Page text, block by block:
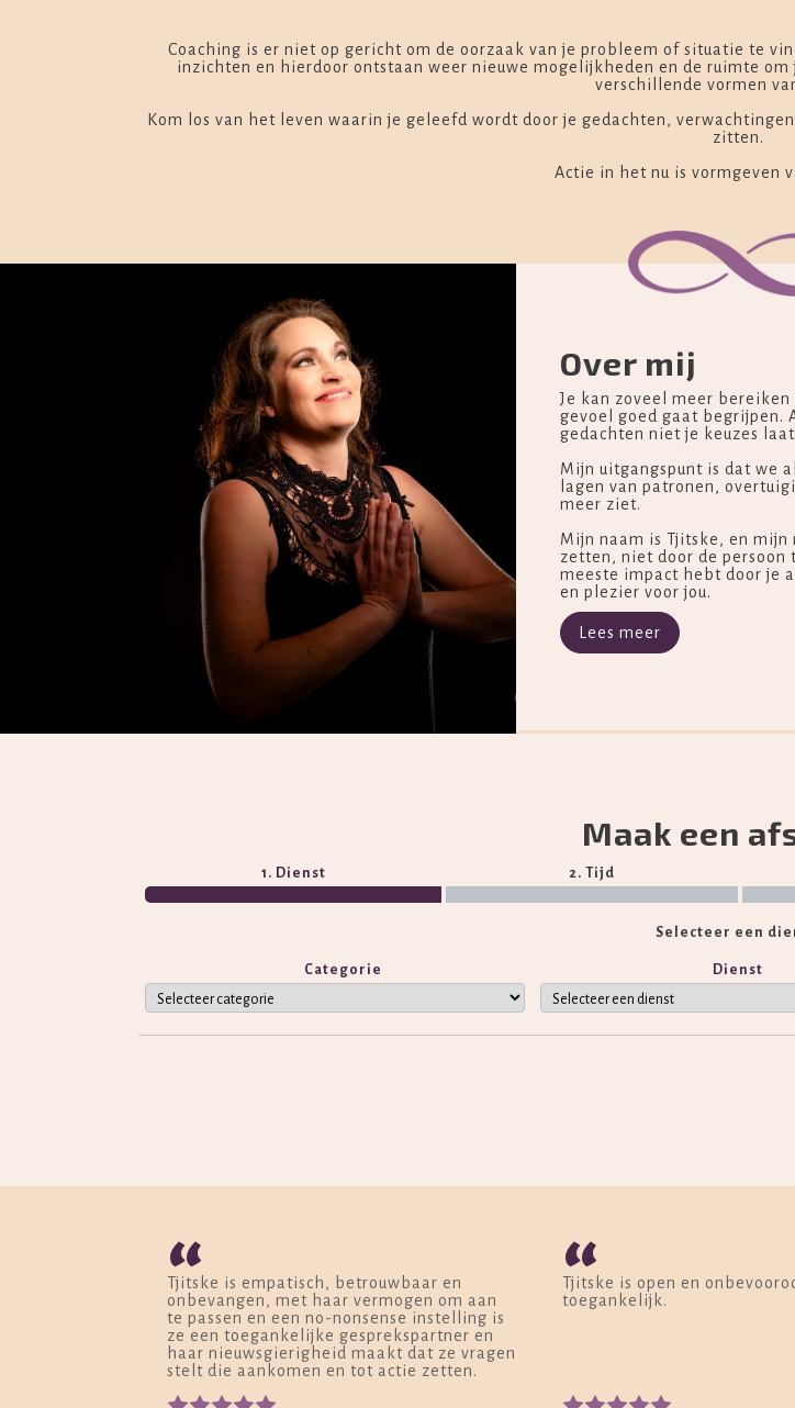
Coaching is er niet op gericht om de oorzaak van je probleem of situatie te
inzichten en hierdoor ontstaan weer nieuwe mogelijkheden en de ruimte
verschillende vormen
Kom los van het leven waarin je geleefd wordt door je gedachten,
zitten.
Actie in het nu is vormgeven
Over mij
Je kan zoveel meer
gevoel goed gaat begrijpen.
gedachten niet je keuzes
Mijn uitgangspunt is dat we
lagen van patronen,
meer ziet.
Mijn naam is Tjitske, en mijn
zetten, niet door de persoon
meeste impact hebt door je
en plezier voor jou.
Lees meer
Maak een
1. Dienst 2. Tijd
Selecteer een
Categorie Dienst
“
Tjitske is empatisch, betrouwbaar en
onbevangen, met haar vermogen om aan
te passen en een no-nonsense instelling is
ze een toegankelijke gesprekspartner en
haar nieuwsgierigheid maakt dat ze vragen
stelt die aankomen en tot actie zetten.
“
Tjitske is open en
toegankelijk.